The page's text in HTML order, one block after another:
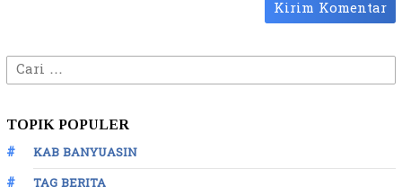
Cari
untuk:
TOPIK POPULER
KAB BANYUASIN
TAG BERITA